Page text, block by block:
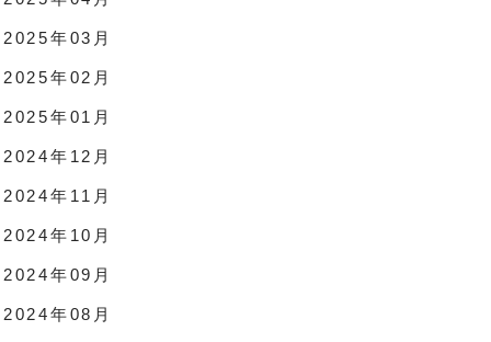
2025年03月
2025年02月
2025年01月
2024年12月
2024年11月
2024年10月
2024年09月
2024年08月